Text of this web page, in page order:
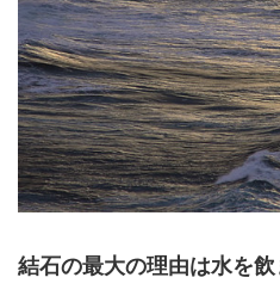
結石の最大の理由は水を飲